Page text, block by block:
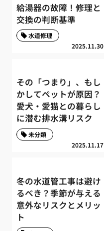
給湯器の故障！修理と
交換の判断基準
2025.11.30
水道修理
その「つまり」、もし
かしてペットが原因？
愛犬・愛猫との暮らし
に潜む排水溝リスク
2025.11.17
未分類
冬の水道管工事は避け
るべき？季節が与える
意外なリスクとメリッ
ト